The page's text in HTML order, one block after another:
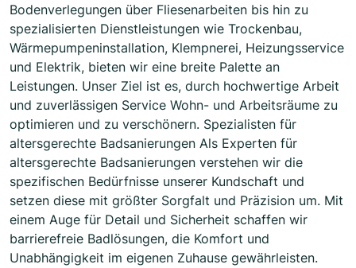
Bodenverlegungen über Fliesenarbeiten bis hin zu
spezialisierten Dienstleistungen wie Trockenbau,
Wärmepumpeninstallation, Klempnerei, Heizungsservice
und Elektrik, bieten wir eine breite Palette an
Leistungen. Unser Ziel ist es, durch hochwertige Arbeit
und zuverlässigen Service Wohn- und Arbeitsräume zu
optimieren und zu verschönern. Spezialisten für
altersgerechte Badsanierungen Als Experten für
altersgerechte Badsanierungen verstehen wir die
spezifischen Bedürfnisse unserer Kundschaft und
setzen diese mit größter Sorgfalt und Präzision um. Mit
einem Auge für Detail und Sicherheit schaffen wir
barrierefreie Badlösungen, die Komfort und
Unabhängigkeit im eigenen Zuhause gewährleisten.